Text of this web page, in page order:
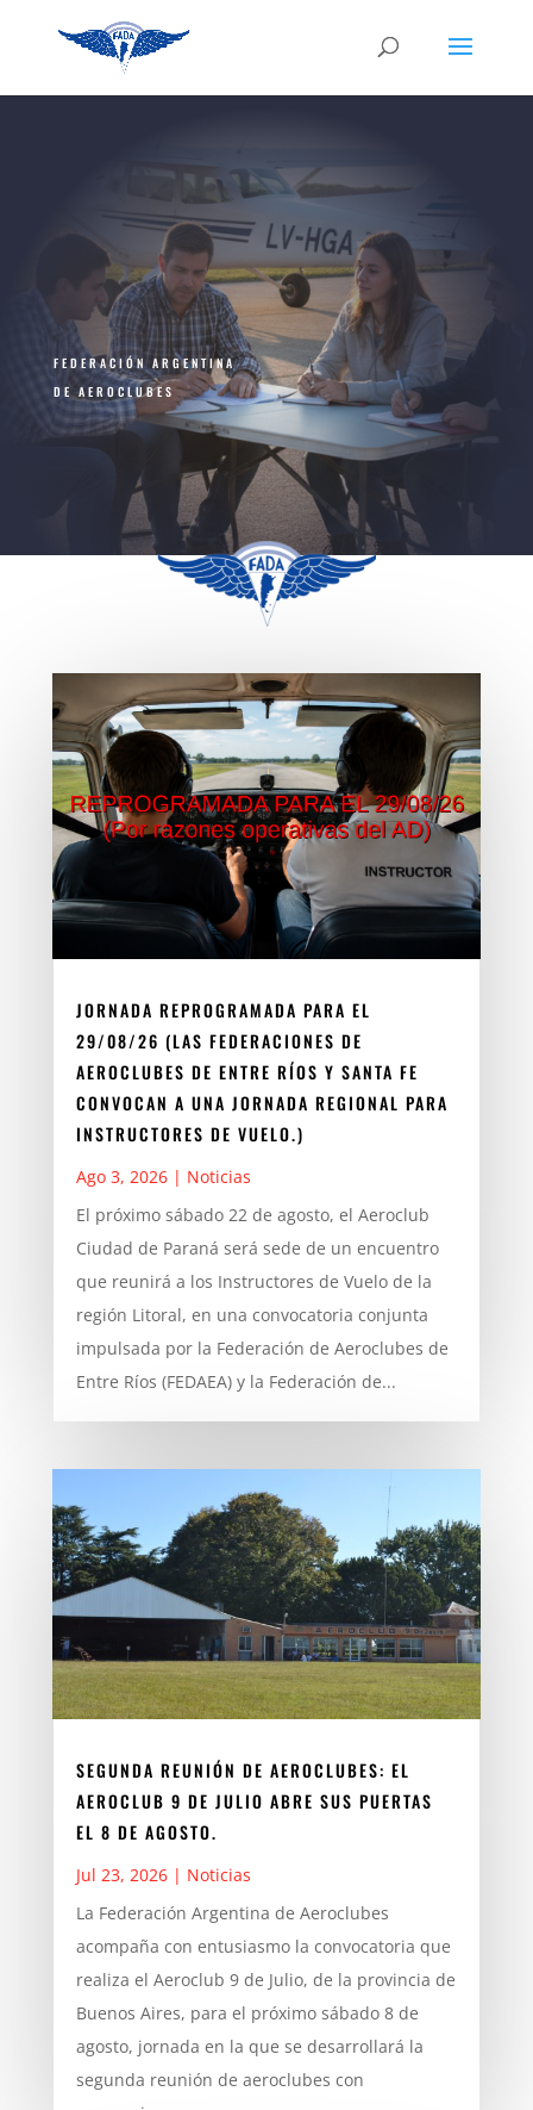
FEDERACIÓN ARGENTINA
DE AEROCLUBES
JORNADA REPROGRAMADA PARA EL
29/08/26 (LAS FEDERACIONES DE
AEROCLUBES DE ENTRE RÍOS Y SANTA FE
CONVOCAN A UNA JORNADA REGIONAL PARA
INSTRUCTORES DE VUELO.)
Ago 3, 2026| Noticias
El próximo sábado 22 de agosto, el Aeroclub
Ciudad de Paraná será sede de un encuentro
que reunirá a los Instructores de Vuelo de la
región Litoral, en una convocatoria conjunta
impulsada por la Federación de Aeroclubes de
Entre Ríos (FEDAEA) y la Federación de...
SEGUNDA REUNIÓN DE AEROCLUBES: EL
AEROCLUB 9 DE JULIO ABRE SUS PUERTAS
EL 8 DE AGOSTO.
Jul 23, 2026| Noticias
La Federación Argentina de Aeroclubes
acompaña con entusiasmo la convocatoria que
realiza el Aeroclub 9 de Julio, de la provincia de
Buenos Aires, para el próximo sábado 8 de
agosto, jornada en la que se desarrollará la
segunda reunión de aeroclubes con